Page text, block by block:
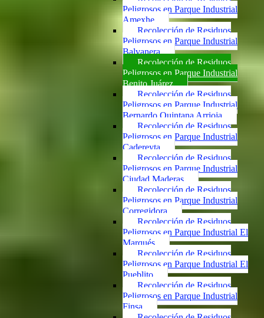
Peligrosos en Parque Industrial
Amexhe
Recolección de Residuos
Peligrosos en Parque Industrial
Balvanera
Recolección de Residuos
Peligrosos en Parque Industrial
Benito Juárez
Recolección de Residuos
Peligrosos en Parque Industrial
Bernardo Quintana Arrioja
Recolección de Residuos
Peligrosos en Parque Industrial
Cadereyta
Recolección de Residuos
Peligrosos en Parque Industrial
Ciudad Maderas
Recolección de Residuos
Peligrosos en Parque Industrial
Corregidora
Recolección de Residuos
Peligrosos en Parque Industrial El
Marqués
Recolección de Residuos
Peligrosos en Parque Industrial El
Pueblito
Recolección de Residuos
Peligrosos en Parque Industrial
Finsa